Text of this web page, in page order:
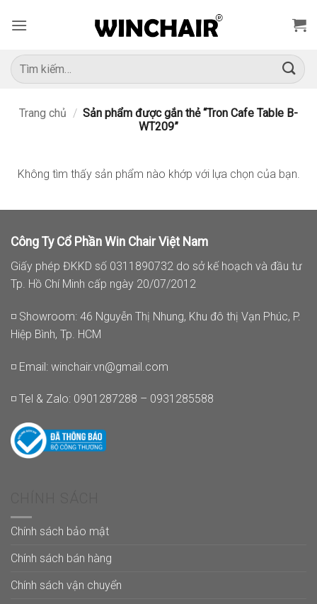
qua
dung
Tìm
kiếm:
Trang chủ / Sản phẩm được gắn thẻ “Tron Cafe Table B-
WT209”
Không tìm thấy sản phẩm nào khớp với lựa chọn của bạn.
Công Ty Cổ Phần Win Chair Việt Nam
Giấy phép ĐKKD số 0311890732 do sở kế hoạch và đầu tư
Tp. Hồ Chí Minh cấp ngày 20/07/2012
◽ Showroom: 46 Nguyễn Thị Nhung, Khu đô thị Vạn Phúc, P.
Hiệp Bình, Tp. HCM
◽ Email: winchair.vn@gmail.com
◽ Tel & Zalo: 0901287288 – 0931285588
Chính sách bảo mật
Chính sách bán hàng
Chính sách vận chuyển